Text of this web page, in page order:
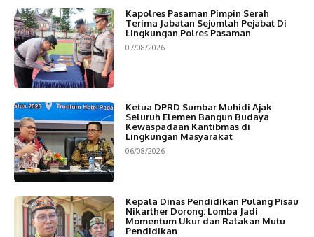
Kapolres Pasaman Pimpin Serah
Terima Jabatan Sejumlah Pejabat Di
Lingkungan Polres Pasaman
07/08/2026
Ketua DPRD Sumbar Muhidi Ajak
Seluruh Elemen Bangun Budaya
Kewaspadaan Kantibmas di
Lingkungan Masyarakat
06/08/2026
Kepala Dinas Pendidikan Pulang Pisau
Nikarther Dorong: Lomba Jadi
Momentum Ukur dan Ratakan Mutu
Pendidikan